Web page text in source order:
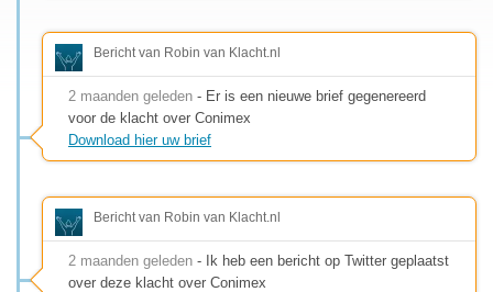
Bericht van Robin van Klacht.nl
2 maanden geleden - Er is een nieuwe brief gegenereerd
voor de klacht over Conimex
Download hier uw brief
Bericht van Robin van Klacht.nl
2 maanden geleden - Ik heb een bericht op Twitter geplaatst
over deze klacht over Conimex